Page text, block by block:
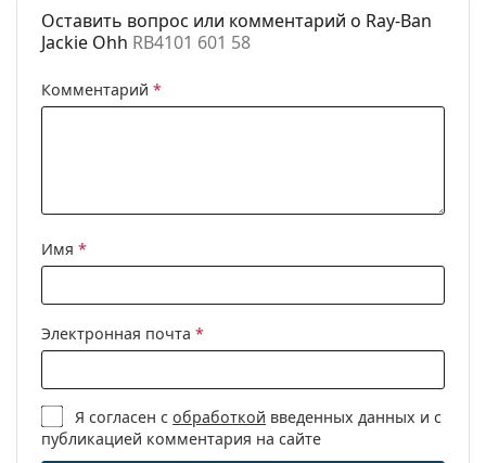
Доступен рецепт:
Нет
Оставить вопрос или комментарий о Ray-Ban
Jackie Ohh RB4101 601 58
Комментарий *
Имя *
Электронная почта *
Я согласен собработкой введенных данных и с
публикацией комментария на сайте